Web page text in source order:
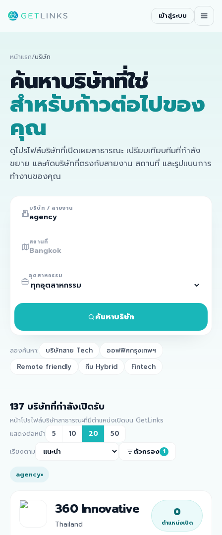
เข้าสู่ระบบ
หน้าแรก/บริษัท
ค้นหาบริษัทที่ใช่
สำหรับก้าวต่อไปของ
คุณ
ดูโปรไฟล์บริษัทที่เปิดเผยสาธารณะ เปรียบเทียบทีมที่กำลัง
ขยาย และคัดบริษัทที่ตรงกับสายงาน สถานที่ และรูปแบบการ
ทำงานของคุณ
บริษัท / สายงาน
สถานที่
อุตสาหกรรม
ค้นหาบริษัท
ลองค้นหา: บริษัทสาย Tech
ออฟฟิศกรุงเทพฯ
Remote friendly
ทีม Hybrid Fintech
137 บริษัทที่กำลังเปิดรับ
หน้าโปรไฟล์บริษัทสาธารณะที่มีตำแหน่งเปิดบน GetLinks
แสดงต่อหน้า
5 10 20
50
เรียงตาม
ตัวกรอง 1
agency×
360 Innovative
Thailand
0
ตำแหน่งเปิด